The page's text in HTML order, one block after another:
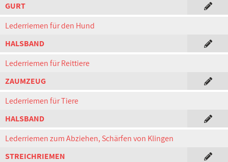
GURT
Lederriemen für den Hund
HALSBAND
Lederriemen für Reittiere
ZAUMZEUG
Lederriemen für Tiere
HALSBAND
Lederriemen zum Abziehen, Schärfen von Klingen
STREICHRIEMEN